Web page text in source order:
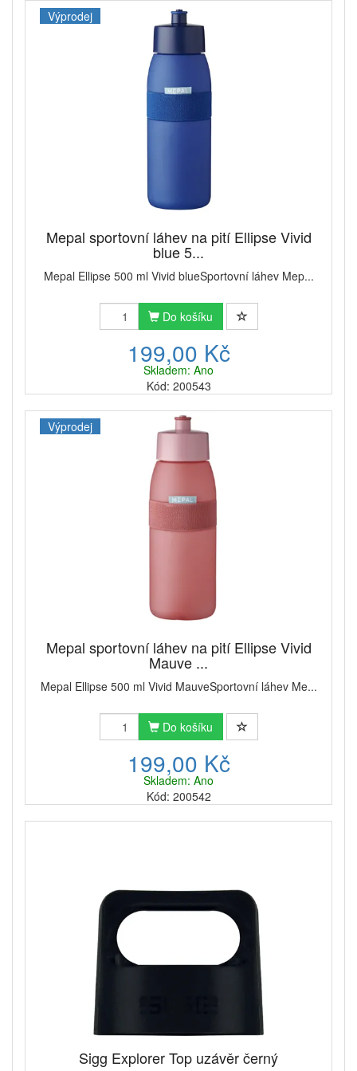
Výprodej
Mepal sportovní láhev na pití Ellipse Vivid
blue 5...
Mepal Ellipse 500 ml Vivid blueSportovní láhev Mep...
Do košíku
199,00 Kč
Skladem: Ano
Kód: 200543
Výprodej
Mepal sportovní láhev na pití Ellipse Vivid
Mauve ...
Mepal Ellipse 500 ml Vivid MauveSportovní láhev Me...
Do košíku
199,00 Kč
Skladem: Ano
Kód: 200542
Sigg Explorer Top uzávěr černý